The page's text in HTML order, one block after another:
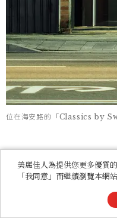
位在海安路的「Classics by
美麗佳人為提供您更多優質
「我同意」而繼續瀏覽本網